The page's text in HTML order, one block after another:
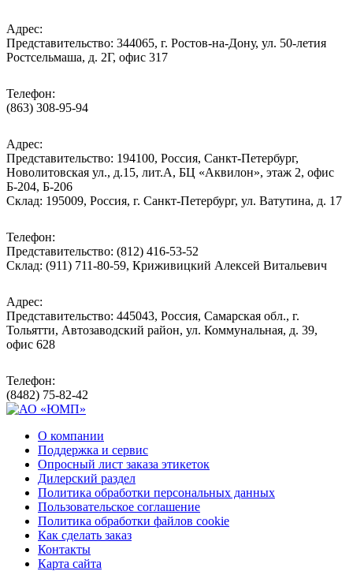
Адрес:
Представительство: 344065, г. Ростов-на-Дону, ул. 50-летия
Ростсельмаша, д. 2Г, офис 317
Телефон:
(863) 308-95-94
Адрес:
Представительство: 194100, Россия, Санкт-Петербург,
Новолитовская ул., д.15, лит.А, БЦ «Аквилон», этаж 2, офис
Б-204, Б-206
Склад: 195009, Россия, г. Санкт-Петербург, ул. Ватутина, д. 17
Телефон:
Представительство: (812) 416-53-52
Склад: (911) 711-80-59, Криживицкий Алексей Витальевич
Адрес:
Представительство: 445043, Россия, Самарская обл., г.
Тольятти, Автозаводский район, ул. Коммунальная, д. 39,
офис 628
Телефон:
(8482) 75-82-42
О компании
Поддержка и сервис
Опросный лист заказа этикеток
Дилерский раздел
Политика обработки персональных данных
Пользовательское соглашение
Политика обработки файлов cookie
Как сделать заказ
Контакты
Карта сайта